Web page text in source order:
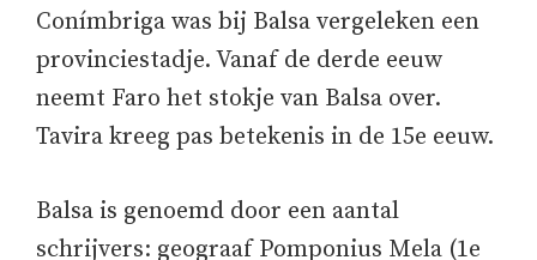
Conímbriga was bij Balsa vergeleken een
provinciestadje. Vanaf de derde eeuw
neemt Faro het stokje van Balsa over.
Tavira kreeg pas betekenis in de 15e eeuw.
Balsa is genoemd door een aantal
schrijvers: geograaf Pomponius Mela (1e